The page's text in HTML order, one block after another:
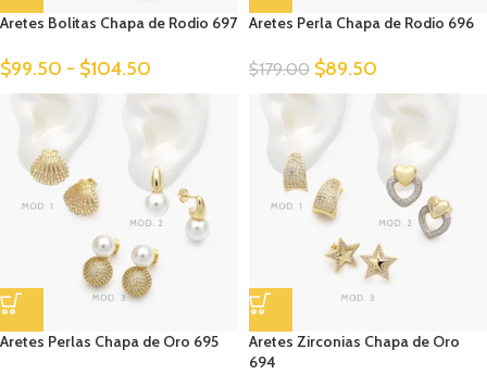
Aretes Bolitas Chapa de Rodio 697
$99.50 - $104.50
Aretes Perla Chapa de Rodio 696
$179.00 $89.50
Aretes Perlas Chapa de Oro 695
Aretes Zirconias Chapa de Oro
694